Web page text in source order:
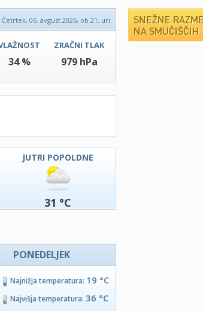
Četrtek, 06. avgust 2026, ob 21. uri
34 %
ZRAČNI TLAK
979 hPa
JUTRI POPOLDNE
31 °C
PONEDELJEK
Najnižja temperatura: 19 °C
Najvišja temperatura: 36 °C